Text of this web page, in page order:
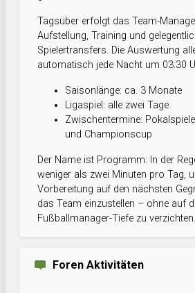
Tagsüber erfolgt das Team-
Aufstellung, Training und
Spielertransfers. Die Auswertung
automatisch jede Nacht um 03:30
Saisonlänge: ca. 3 Monate
Ligaspiel: alle zwei Tage
Zwischentermine:
und Championscup
Der Name ist Programm: In der
weniger als zwei Minuten pro Tag,
Vorbereitung auf den nächsten
das Team einzustellen – ohne auf
Fußballmanager-Tiefe zu verzichten.
Foren Aktivitäten